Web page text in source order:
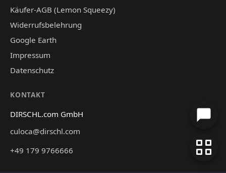
Käufer-AGB (Lemon Squeezy)
Widerrufsbelehrung
Google Earth
Impressum
Datenschutz
KONTAKT
DIRSCHL.com GmbH
culoca@dirschl.com
+49 179 9766666